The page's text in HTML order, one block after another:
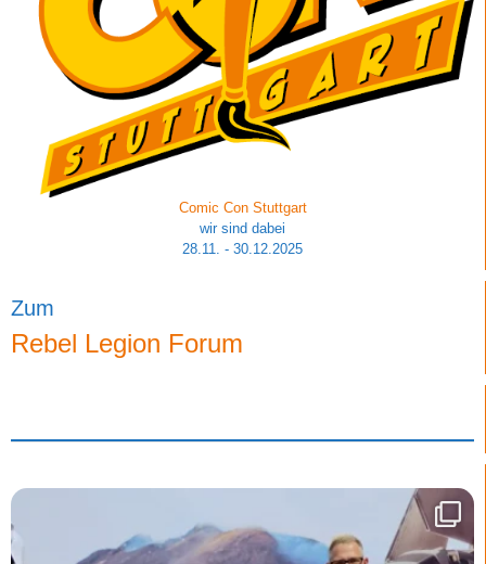
Comic Con Stuttgart
wir sind dabei
28.11. - 30.12.2025
Zum
Rebel Legion Forum